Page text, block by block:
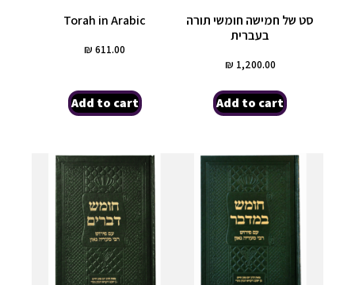
Torah in Arabic
₪ 611.00
Add to cart
סט של חמישה חומשי תורה
בעברית
₪ 1,200.00
Add to cart